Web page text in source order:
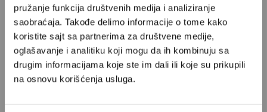
pružanje funkcija društvenih medija i analiziranje
saobraćaja. Takođe delimo informacije o tome kako
koristite sajt sa partnerima za društvene medije,
oglašavanje i analitiku koji mogu da ih kombinuju sa
drugim informacijama koje ste im dali ili koje su prikupili
na osnovu korišćenja usluga.
Suđenje je, uprkos argumentima da
bude javno, ipak proglašeno
državnom tajnom, pa se tako i za
slučaj pokušaja trovanja